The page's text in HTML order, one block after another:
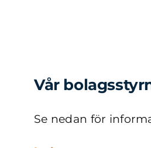
Vår
Se nedan för